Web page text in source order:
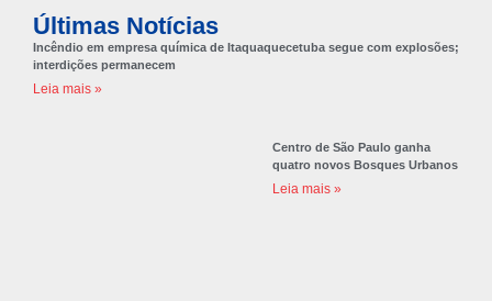
Últimas Notícias
Incêndio em empresa química de Itaquaquecetuba segue com explosões;
interdições permanecem
Leia mais »
Centro de São Paulo ganha
quatro novos Bosques Urbanos
Leia mais »